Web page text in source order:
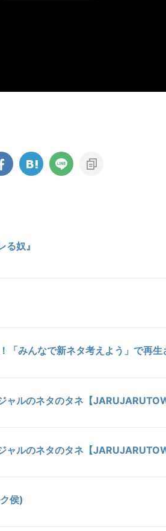
奴』
「みんなで新ネタ考えよう」で再生
ャルのネタのタネ【
ャルのネタのタネ【
侯)